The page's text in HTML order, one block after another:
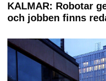
KALMAR: Robotar
och jobben finns